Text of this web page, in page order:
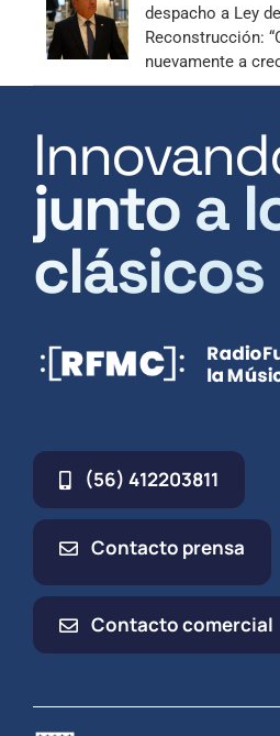
despacho a Ley
Reconstrucción:
nuevamente a
junto a
clásicos
(56) 412203811
Contacto prensa
Contacto comercial